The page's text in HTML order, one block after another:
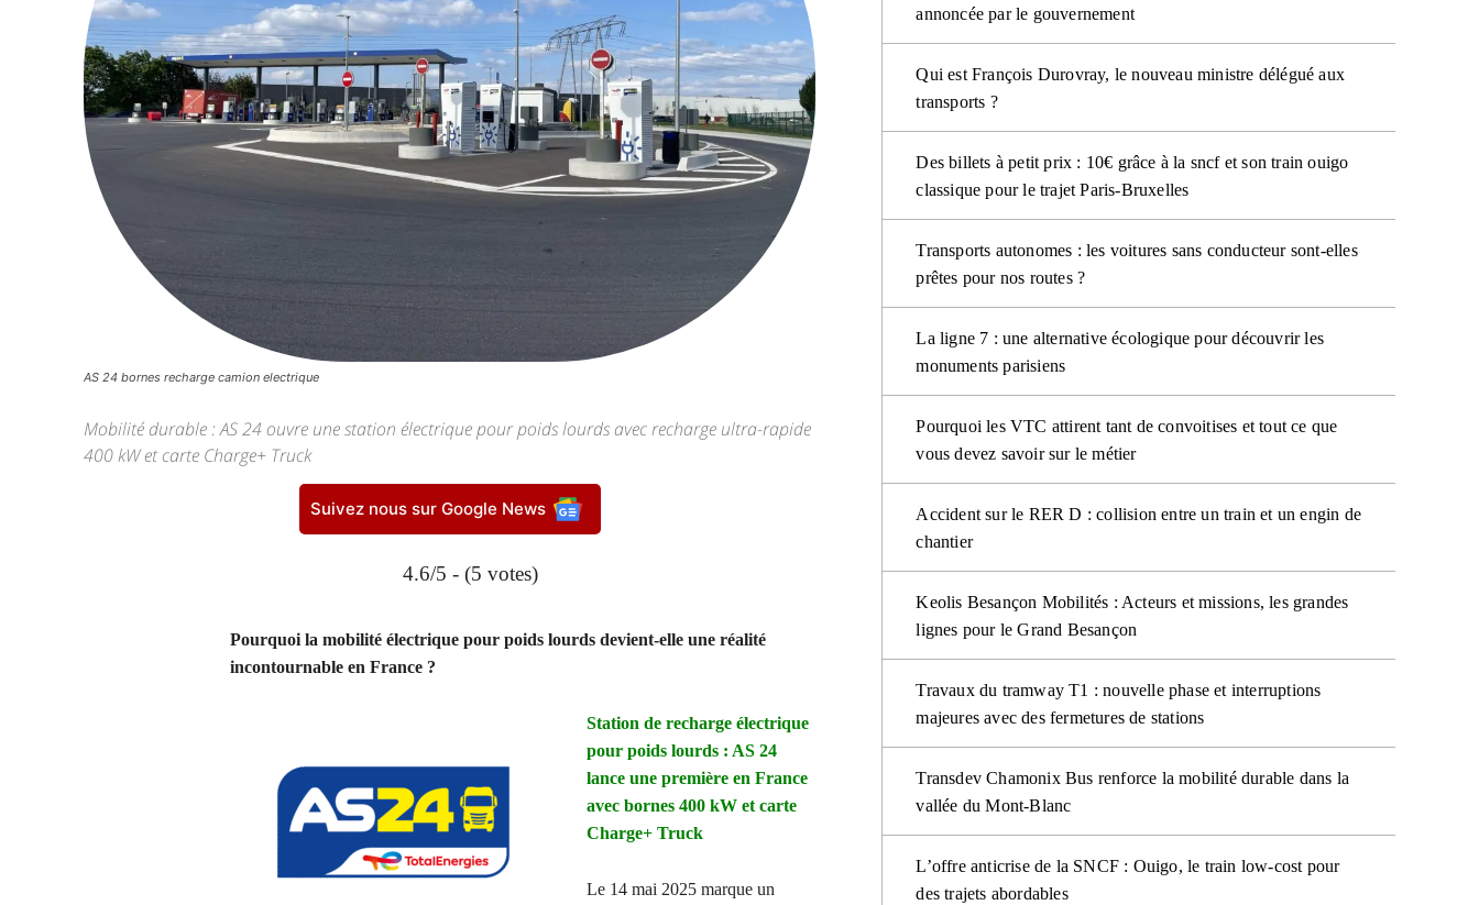
AS 24 bornes recharge camion electrique
Mobilité durable : AS 24 ouvre une station électrique pour poids lourds avec recharge ultra-rapide
400 kW et carte Charge+ Truck
Suivez nous sur Google News
4.6/5 - (5 votes)
Pourquoi la mobilité électrique pour poids lourds devient-elle une réalité
incontournable en France ?
Station de recharge électrique
pour poids lourds : AS 24
lance une première en France
avec bornes 400 kW et carte
Charge+ Truck
Le 14 mai 2025 marque un
annoncée par le gouvernement
Qui est François Durovray, le nouveau ministre délégué aux
transports ?
Des billets à petit prix : 10€ grâce à la sncf et son train ouigo
classique pour le trajet Paris-Bruxelles
Transports autonomes : les voitures sans conducteur sont-elles
prêtes pour nos routes ?
La ligne 7 : une alternative écologique pour découvrir les
monuments parisiens
Pourquoi les VTC attirent tant de convoitises et tout ce que
vous devez savoir sur le métier
Accident sur le RER D : collision entre un train et un engin de
chantier
Keolis Besançon Mobilités : Acteurs et missions, les grandes
lignes pour le Grand Besançon
Travaux du tramway T1 : nouvelle phase et interruptions
majeures avec des fermetures de stations
Transdev Chamonix Bus renforce la mobilité durable dans la
vallée du Mont-Blanc
L’offre anticrise de la SNCF : Ouigo, le train low-cost pour
des trajets abordables